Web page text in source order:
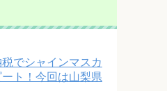
でシャインマスカ
ト！今回は山梨県